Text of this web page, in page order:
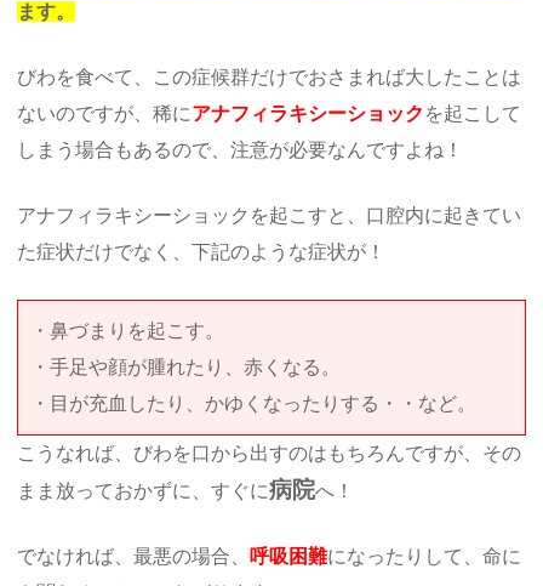
ます。
びわを食べて、この症候群だけでおさまれば大したことは
ないのですが、稀にアナフィラキシーショック を起こして
しまう場合もあるので、注意が必要なんですよね！
アナフィラキシーショックを起こすと、口腔内に起きてい
た症状だけでなく、下記のような症状が！
・鼻づまりを起こす。
・手足や顔が腫れたり、赤くなる。
・目が充血したり、かゆくなったりする・・など。
こうなれば、びわを口から出すのはもちろんですが、その
まま放っておかずに、すぐに病院へ！
でなければ、最悪の場合、 呼吸困難になったりして、命に